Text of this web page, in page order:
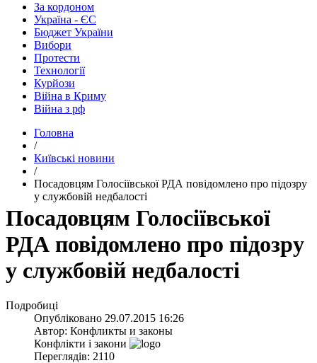
За кордоном
Україна - ЄС
Бюджет України
Вибори
Протести
Технології
Курйози
Війна в Криму
Війна з рф
Головна
/
Київські новини
/
Посадовцям Голосіївської РДА повідомлено про підозру
у службовій недбалості
Посадовцям Голосіївської
РДА повідомлено про підозру
у службовій недбалості
Подробиці
Опубліковано 29.07.2015 16:26
Автор: Конфликты и законы
Конфлікти і закони
Переглядів: 2110